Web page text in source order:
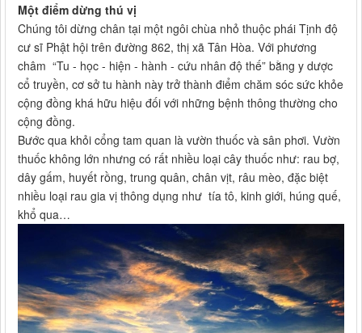
Một điểm dừng thú vị
Chúng tôi dừng chân tại một ngôi chùa nhỏ thuộc phái Tịnh độ
cư sĩ Phật hội trên đường 862, thị xã Tân Hòa. Với phương
châm “Tu - học - hiện - hành - cứu nhân độ thế” bằng y dược
cổ truyền, cơ sở tu hành này trở thành điểm chăm sóc sức khỏe
cộng đồng khá hữu hiệu đối với những bệnh thông thường cho
cộng đồng.
Bước qua khỏi cổng tam quan là vườn thuốc và sân phơi. Vườn
thuốc không lớn nhưng có rất nhiều loại cây thuốc như: rau bợ,
dây gấm, huyết rồng, trung quân, chân vịt, râu mèo, đặc biệt
nhiều loại rau gia vị thông dụng như tía tô, kinh giới, húng quế,
khổ qua…